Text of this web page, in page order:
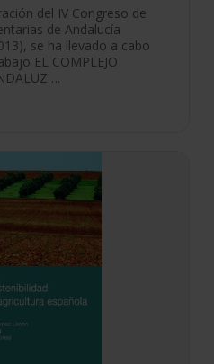
del IV Congreso de
de Andalucía
se ha llevado a cabo
EL COMPLEJO